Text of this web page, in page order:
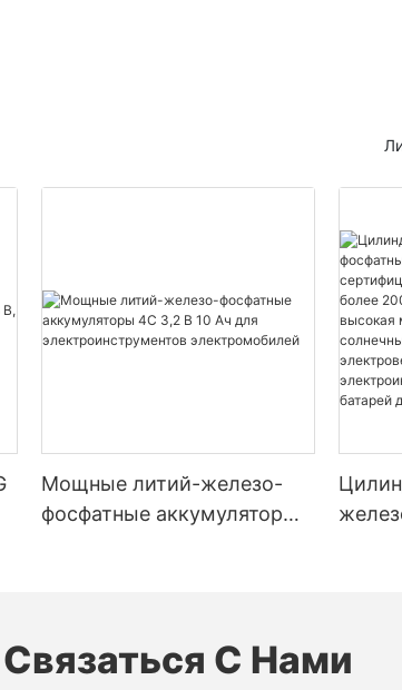
Мощные литий-железо-
фосфатные аккумуляторы
Связаться С Нами